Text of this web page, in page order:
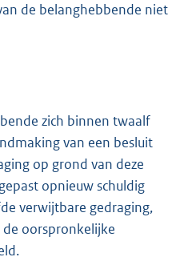
de belanghebbende niet
zich binnen twaalf
van een besluit
op grond van deze
opnieuw schuldig
verwijtbare gedraging,
oorspronkelijke